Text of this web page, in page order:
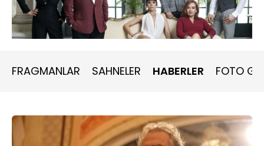
FRAGMANLAR SAHNELER HABERLER FOTO